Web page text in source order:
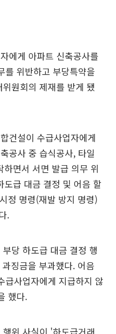
에게 아파트 신축공사를
를 위반하고 부당특약을
원회의 제재를 받게 됐
건설이 수급사업자에게
공사 중 습식공사, 타일
면서 서면 발급 의무 위
급 대금 결정 및 어음 할
정 명령(재발 방지 명령)
.
당 하도급 대금 결정 행
징금을 부과했다. 어음
급사업자에게 지급하지 않
했다.